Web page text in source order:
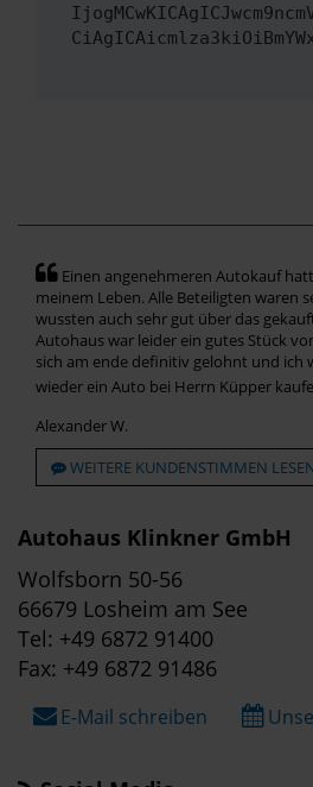
Einen angenehmeren Autokauf
meinem Leben. Alle Beteiligten waren
wussten auch sehr gut über das
Autohaus war leider ein gutes Stück
sich am ende definitiv gelohnt und ich
wieder ein Auto bei Herrn Küpper
Alexander W.
WEITERE KUNDENSTIMMEN
Autohaus Klinkner GmbH
Wolfsborn 50-56
66679 Losheim am See
Tel: +49 6872 91400
Fax: +49 6872 91486
E-Mail schreiben